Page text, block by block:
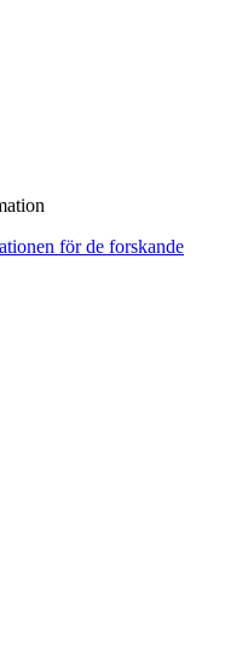
för de forskande